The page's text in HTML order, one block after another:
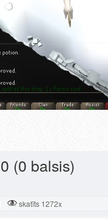
0 (0 balsis)
skatīts 1272x